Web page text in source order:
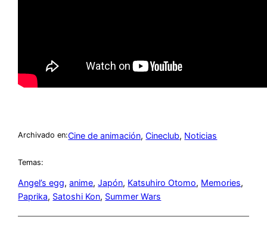
Archivado en:Cine de animación, Cineclub, Noticias
Temas:
Angel’s egg, anime, Japón, Katsuhiro Otomo, Memories
Paprika, Satoshi Kon, Summer Wars